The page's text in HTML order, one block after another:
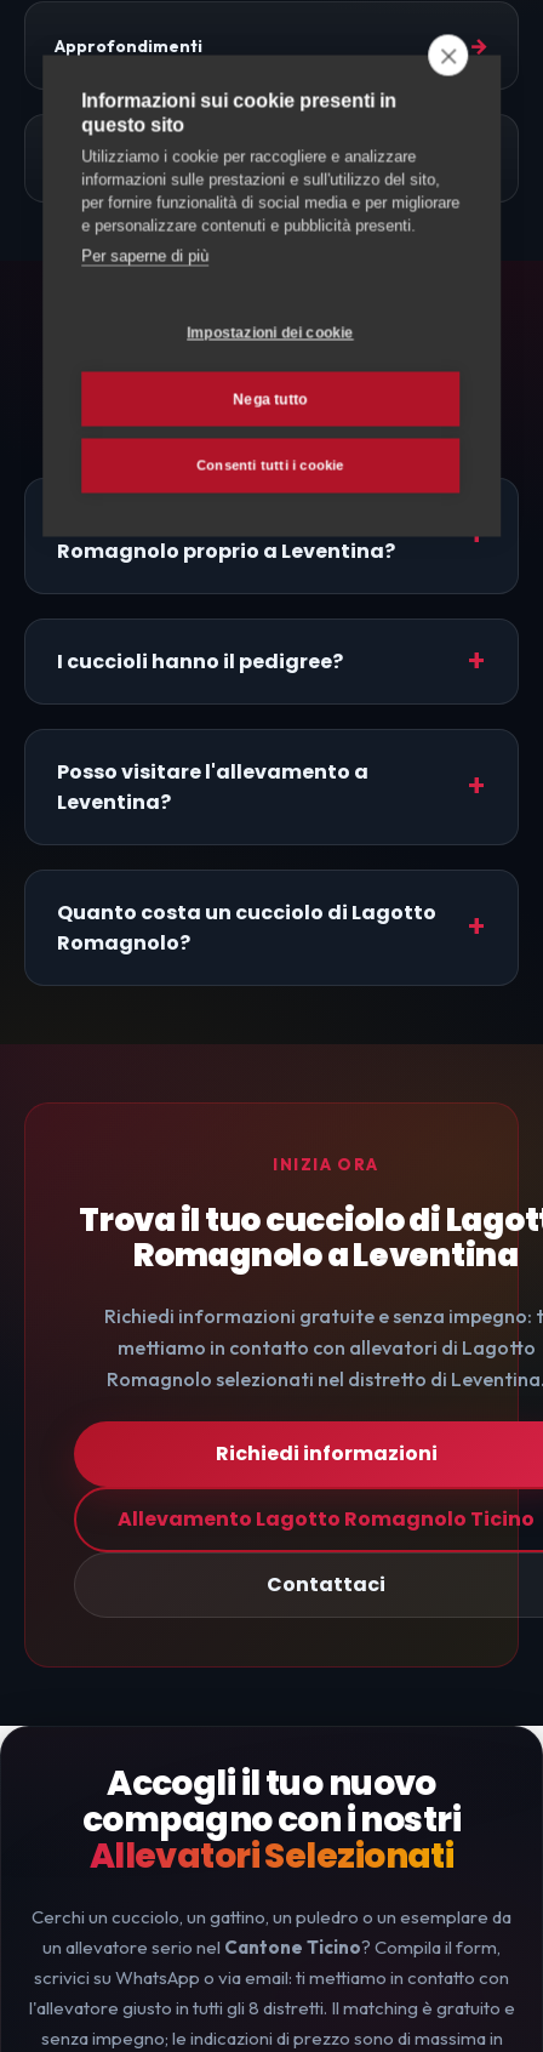
Approfondimenti →
Allevamento Cani
FAQ
Domande frequenti
Romagnolo proprio a Leventina?
I cuccioli hanno il pedigree?
Posso visitare l'allevamento a
Leventina?
Quanto costa un cucciolo di Lagotto
Romagnolo?
INIZIA ORA
Trova il tuo cucciolo di
Romagnolo a Leventina
Richiedi informazioni gratuite e senza impegno:
mettiamo in contatto con allevatori di Lagotto
Romagnolo selezionati nel distretto di
Richiedi informazioni
Allevamento Lagotto Romagnolo Ticino
Contattaci
Accogli il tuo nuovo
compagno con i nostri
Allevatori Selezionati
Cerchi un cucciolo, un gattino, un puledro o un esemplare da
un allevatore serio nel Cantone Ticino? Compila il form,
scrivici su WhatsApp o via email: ti mettiamo in contatto con
l'allevatore giusto in tutti gli 8 distretti. Il matching è gratuito e
senza impegno; le indicazioni di prezzo sono di massima in
Informazioni sui cookie presenti in
questo sito
Utilizziamo i cookie per raccogliere e analizzare
informazioni sulle prestazioni e sull'utilizzo del sito,
per fornire funzionalità di social media e per migliorare
e personalizzare contenuti e pubblicità presenti.
Per saperne di più
Impostazioni dei cookie
Nega tutto
Consenti tutti i cookie